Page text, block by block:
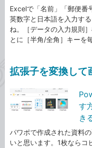
Excelで「名前」「郵便番
英数字と日本語を入力す
ね。［データの入力規則
とに［半角/全角］キーを
拡張子を変換して
す
き
パワポで作成された資料
いと思います。1枚ならコ